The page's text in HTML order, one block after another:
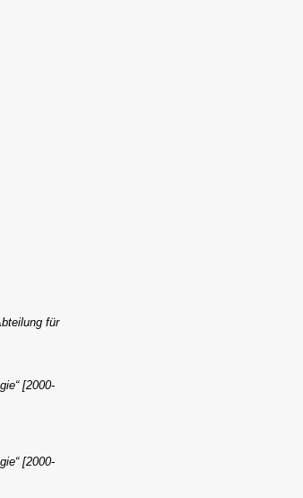
für
[2000-
[2000-